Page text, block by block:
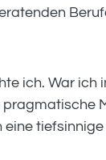
ich. War ich
pragmatische
eine